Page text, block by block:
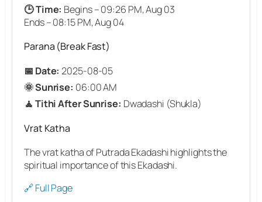
🕒 Time: Begins – 09:26 PM, Aug 03
Ends – 08:15 PM, Aug 04
Parana (Break Fast)
📅 Date: 2025-08-05
🌞 Sunrise: 06:00 AM
🧘 Tithi After Sunrise: Dwadashi (Shukla)
Vrat Katha
The vrat katha of Putrada Ekadashi highlights the
spiritual importance of this Ekadashi.
🔗 Full Page